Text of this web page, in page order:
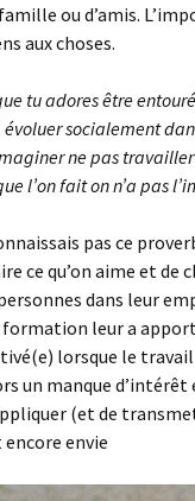
ou d’amis.
aux choses.
tu adores être
socialement
ne pas
l’on fait on n’a pas
pas ce
ce qu’on aime et
dans leur
leur a
lorsque le
un manque
(et de
envie